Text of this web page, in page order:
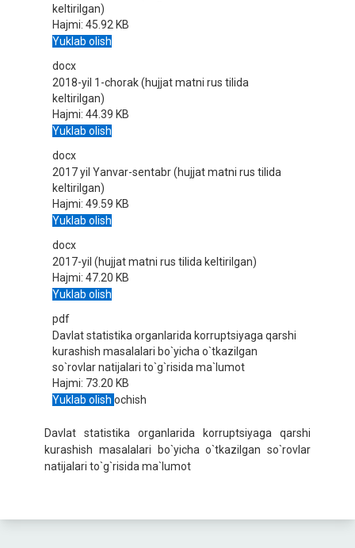
keltirilgan)
Hajmi: 45.92 KB
Yuklab olish
docx
2018-yil 1-chorak (hujjat matni rus tilida
keltirilgan)
Hajmi: 44.39 KB
Yuklab olish
docx
2017 yil Yanvar-sentabr (hujjat matni rus tilida
keltirilgan)
Hajmi: 49.59 KB
Yuklab olish
docx
2017-yil (hujjat matni rus tilida keltirilgan)
Hajmi: 47.20 KB
Yuklab olish
pdf
Davlat statistika organlarida korruptsiyaga qarshi
kurashish masalalari bo`yicha o`tkazilgan
so`rovlar natijalari to`g`risida ma`lumot
Hajmi: 73.20 KB
Yuklab olish ochish
Davlat statistika organlarida korruptsiyaga qarshi
kurashish masalalari bo`yicha o`tkazilgan so`rovlar
natijalari to`g`risida ma`lumot